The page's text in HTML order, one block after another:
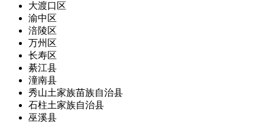
大渡口区
渝中区
涪陵区
万州区
长寿区
綦江县
潼南县
秀山土家族苗族自治县
石柱土家族自治县
巫溪县